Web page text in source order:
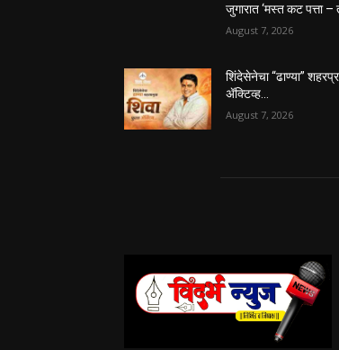
जुगारात ‘मस्त कट पत्ता –
August 7, 2026
शिंदेसेनेचा “ढाण्या”
ॲक्टिव्ह…
August 7, 2026